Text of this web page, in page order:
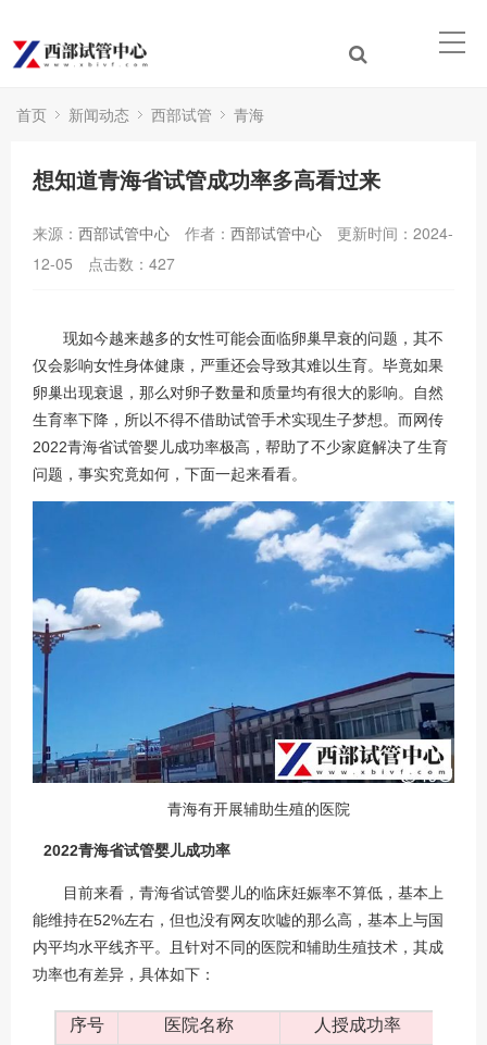
首页 新闻动态 西部试管 青海
想知道青海省试管成功率多高看过来
来源： 西部试管中心 作者： 西部试管中心
更新时间：2024-
12-05
点击数： 427
现如今越来越多的女性可能会面临卵巢早衰的问题，其不
仅会影响女性身体健康，严重还会导致其难以生育。毕竟如果
卵巢出现衰退，那么对卵子数量和质量均有很大的影响。自然
生育率下降，所以不得不借助试管手术实现生子梦想。而网传
2022青海省试管婴儿成功率极高，帮助了不少家庭解决了生育
问题，事实究竟如何，下面一起来看看。
青海有开展辅助生殖的医院
2022青海省试管婴儿成功率
目前来看，青海省试管婴儿的临床妊娠率不算低，基本上
能维持在52%左右，但也没有网友吹嘘的那么高，基本上与国
内平均水平线齐平。且针对不同的医院和辅助生殖技术，其成
功率也有差异，具体如下：
序号 医院名称 人授成功率